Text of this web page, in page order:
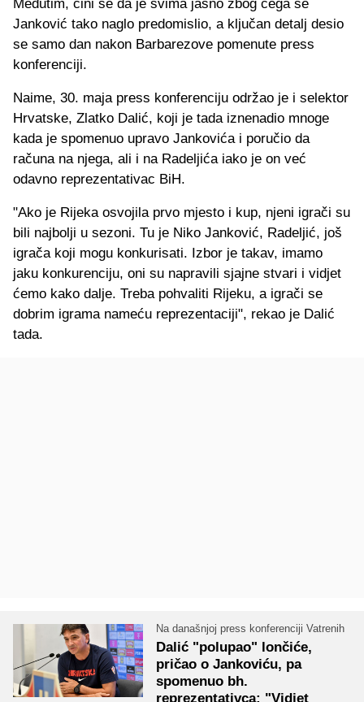
Međutim, čini se da je svima jasno zbog čega se
Janković tako naglo predomislio, a ključan detalj desio
se samo dan nakon Barbarezove pomenute press
konferenciji.
Naime, 30. maja press konferenciju održao je i selektor
Hrvatske, Zlatko Dalić, koji je tada iznenadio mnoge
kada je spomenuo upravo Jankovića i poručio da
računa na njega, ali i na Radeljića iako je on već
odavno reprezentativac BiH.
"Ako je Rijeka osvojila prvo mjesto i kup, njeni igrači su
bili najbolji u sezoni. Tu je Niko Janković, Radeljić, još
igrača koji mogu konkurisati. Izbor je takav, imamo
jaku konkurenciju, oni su napravili sjajne stvari i vidjet
ćemo kako dalje. Treba pohvaliti Rijeku, a igrači se
dobrim igrama nameću reprezentaciji", rekao je Dalić
tada.
Na današnjoj press konferenciji Vatrenih
Dalić "polupao" lončiće,
pričao o Jankoviću, pa
spomenuo bh.
reprezentativca: "Vidjet